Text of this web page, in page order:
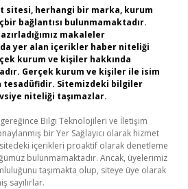
sitesi, herhangi bir marka, kurum
bağlantısı bulunmamaktadır.
makaleler
yer alan içerikler haber niteliği
kurum ve kişiler hakkında
Gerçek kurum ve kişiler ile isim
Sitemizdeki bilgiler
niteliği taşımazlar.
gereğince Bilgi Teknolojileri ve İletişim
bir Yer Sağlayıcı olarak hizmet
içerikleri proaktif olarak denetleme
bulunmamaktadır. Ancak, üyelerimiz
taşımakta olup, siteye üye olarak
sayılırlar.